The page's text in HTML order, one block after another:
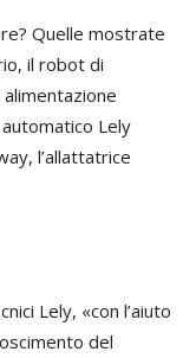
Quelle mostrate
il robot di
Lely
l’allattatrice
Lely, «con l’aiuto
del